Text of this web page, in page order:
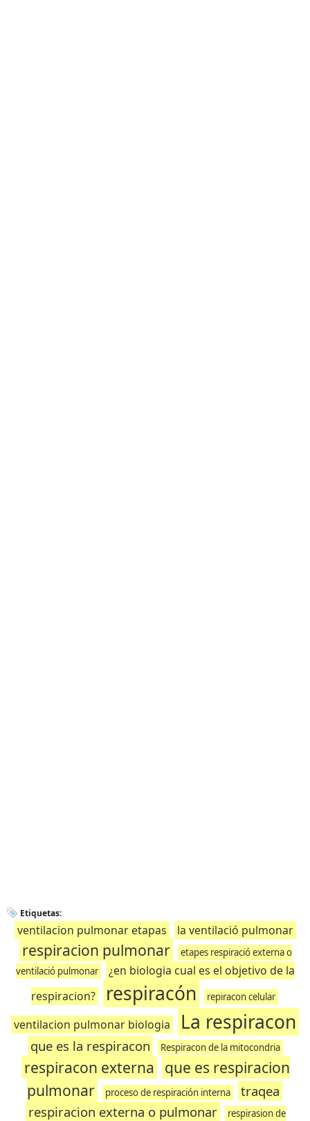
Etiquetas:
ventilacion pulmonar etapas la ventilació pulmonar
respiracion pulmonar
etapes respiració externa o
ventilació pulmonar
¿en biologia cual es el objetivo de la
respiracion?
respiracón repiracon celular
ventilacion pulmonar biologia La respiracon
que es la respiracon Respiracon de la mitocondria
respiracon externa que es respiracion
pulmonar
proceso de respiración interna
traqea
respiracion externa o pulmonar
respirasion de